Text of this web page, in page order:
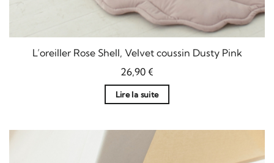
L’oreiller Rose Shell, Velvet coussin Dusty Pink
26,90 €
Lire la suite